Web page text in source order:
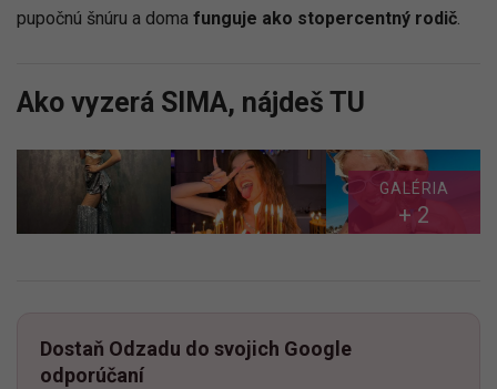
pupočnú šnúru a doma funguje ako stopercentný rodič.
Ako vyzerá SIMA, nájdeš TU
GALÉRIA
+ 2
Dostaň Odzadu do svojich Google
odporúčaní